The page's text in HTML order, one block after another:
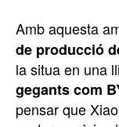
Amb aquesta
de producció
la situa en una
gegants com
pensar que